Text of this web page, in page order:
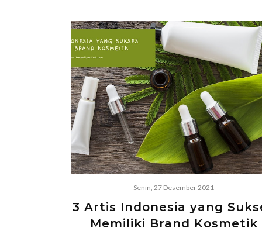
Senin, 27 Desember 2021
3 Artis Indonesia yang
Memiliki Brand Kosmetik